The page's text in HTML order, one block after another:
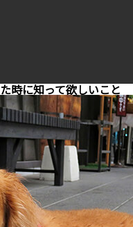
時に知って欲しいこと